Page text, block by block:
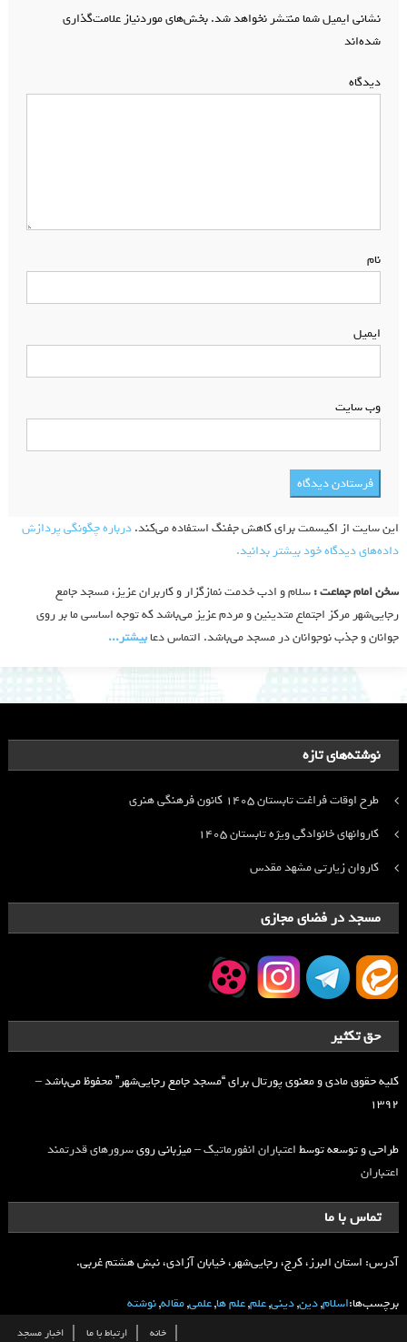
نشانی ایمیل شما منتشر نخواهد شد.بخش‌های موردنیاز علامت‌گذاری
شده‌اند
دیدگاه
نام
ایمیل
وب‌ سایت
این سایت از اکیسمت برای کاهش جفنگ استفاده می‌کند.درباره چگونگی پردازش
داده‌های دیدگاه خود بیشتر بدانید.
سخن امام جماعت :سلام و ادب خدمت نمازگزار و کاربران عزیز، مسجد جامع
رجایی‌شهر مرکز اجتماع متدینین و مردم عزیز می‌باشد که توجه اساسی ما بر روی
جوانان و جذب نوجوانان در مسجد می‌باشد. التماس دعابیشتر‫...‬
نوشته‌های تازه
طرح اوقات فراغت تابستان ۱۴۰۵ کانون فرهنگی هنری
کاروانهای خانوادگی ویژه تابستان ۱۴۰۵
کاروان زیارتی مشهد مقدس
مسجد در فضای مجازی
حق تکثیر
کلیه حقوق مادی و معنوی پورتال برای “مسجد جامع رجایی‌شهر” محفوظ می‌باشد –
۱۳۹۲
طراحی و توسعه توسطاعتباران انفورماتیک– میزبانی رویسرورهای قدرتمند
اعتباران
تماس با ما
آدرس: استان البرز، کرج، رجایی‌شهر، خیابان آزادی، نبش هشتم غربی.
برچسب‌ها:اسلام,دین,دینی,علم,علم ها,علمی,مقاله,نوشته
خانه ارتباط با ما اخبار مسجد